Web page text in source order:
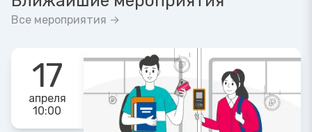
Все мероприятия →
17
апреля
10:00